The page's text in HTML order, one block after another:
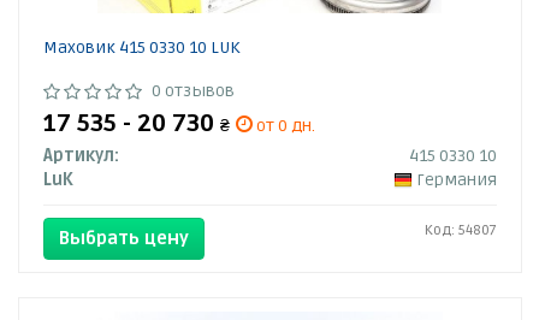
Маховик 415 0330 10 LUK
0 отзывов
17 535 - 20 730 ₴
от 0 дн.
Артикул:
415 0330 10
LuK
Германия
Выбрать цену Код: 54807